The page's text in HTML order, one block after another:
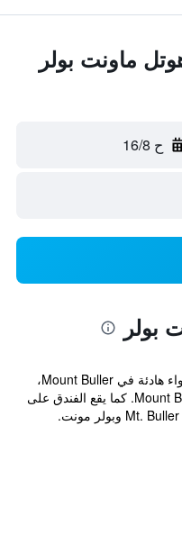
ماونت بولر
ح 16/8
بولر
يوجد Arlberg Hotel Mt Buller ضمن أجواء هادئة في Mount Buller،
وعلى بعد دقائق قليلة بالسيارة من Mount Buller. كما يقع الفندق على